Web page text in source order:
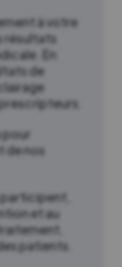
à votre
résultats
En
de
pour
de nos
et au
patients.